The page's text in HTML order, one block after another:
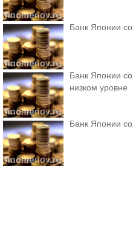
Банк Японии
Банк Японии
низком уровне
Банк Японии